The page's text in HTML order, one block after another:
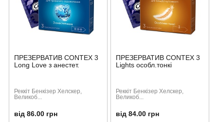
ПРЕЗЕРВАТИВ CONTEX 3
Long Love з анестет.
Реккіт Бенкізер Хелскер,
Великоб...
від 86.00 грн
ПРЕЗЕРВАТИВ CONTEX 3
Lіghts особл.тонкі
Реккіт Бенкізер Хелскер,
Великоб...
від 84.00 грн